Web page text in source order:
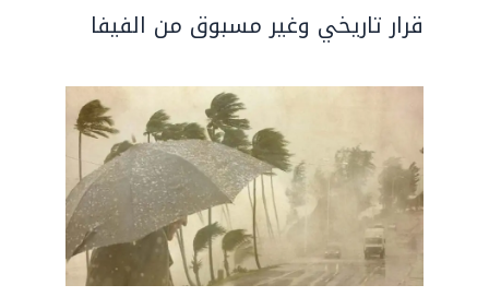
قرار تاريخي وغير مسبوق من الفيفا